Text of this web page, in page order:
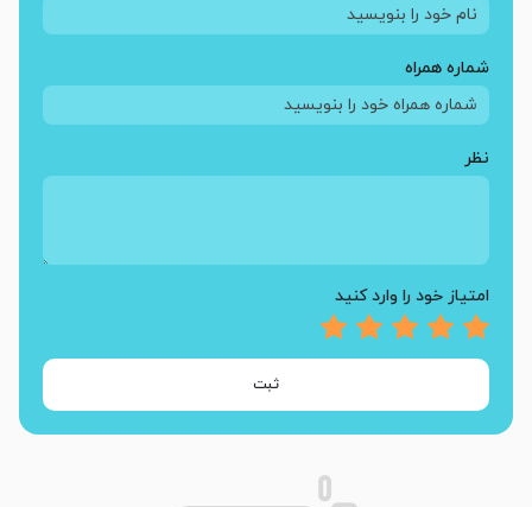
شماره همراه
نظر
امتیاز خود را وارد کنید
ثبت